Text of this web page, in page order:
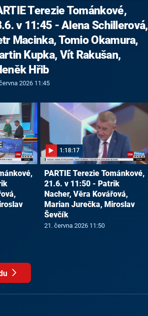
Terezie Tománkové,
v 11:45 - Alena Schillerová,
Macinka, Tomio Okamura,
Kupka, Vít Rakušan,
Hřib
2026 11:45
1:18:17
PARTIE Terezie Tománkové,
21.6. v 11:50 - Patrik
Nacher, Věra Kovářová,
Marian Jurečka, Miroslav
Ševčík
21. června 2026 11:50